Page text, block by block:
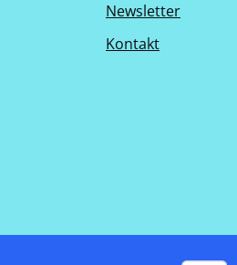
Newsletter
Kontakt